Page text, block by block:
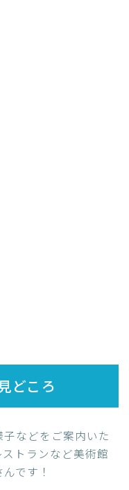
どころ
などをご案内いた
トランなど美術館
です！